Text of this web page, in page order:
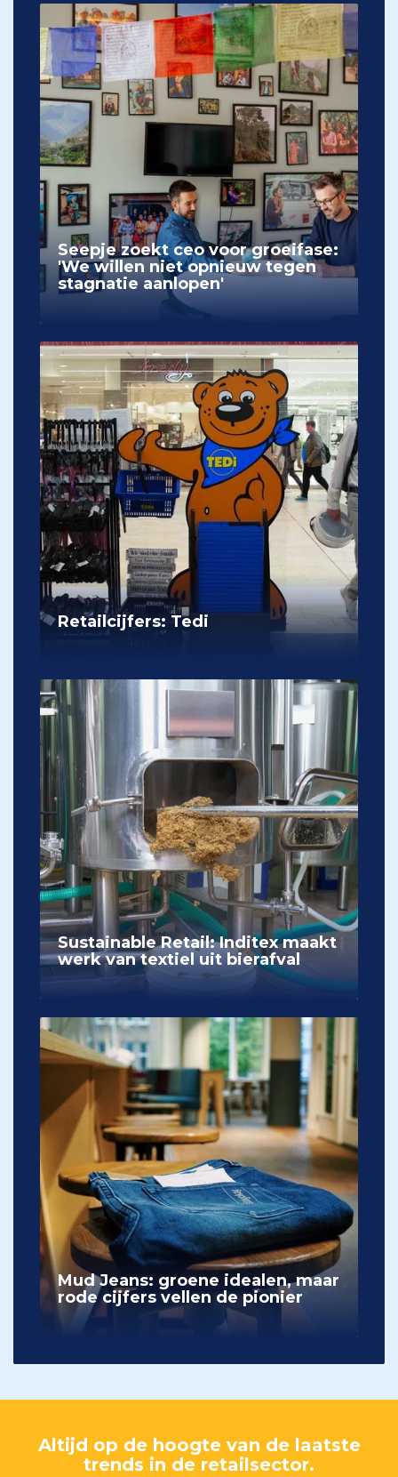
Seepje zoekt ceo voor groeifase:
'We willen niet opnieuw tegen
stagnatie aanlopen'
Retailcijfers: Tedi
Sustainable Retail: Inditex maakt
werk van textiel uit bierafval
Mud Jeans: groene idealen, maar
rode cijfers vellen de pionier
Altijd op de hoogte van de laatste
trends in de retailsector.